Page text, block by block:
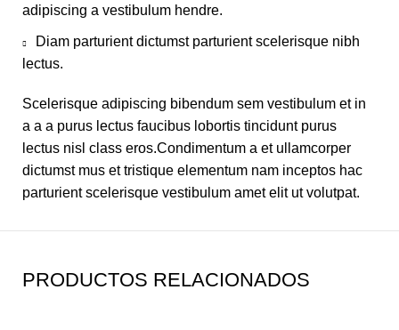
adipiscing a vestibulum hendre.
Diam parturient dictumst parturient scelerisque nibh
lectus.
Scelerisque adipiscing bibendum sem vestibulum et in
a a a purus lectus faucibus lobortis tincidunt purus
lectus nisl class eros.Condimentum a et ullamcorper
dictumst mus et tristique elementum nam inceptos hac
parturient scelerisque vestibulum amet elit ut volutpat.
PRODUCTOS RELACIONADOS